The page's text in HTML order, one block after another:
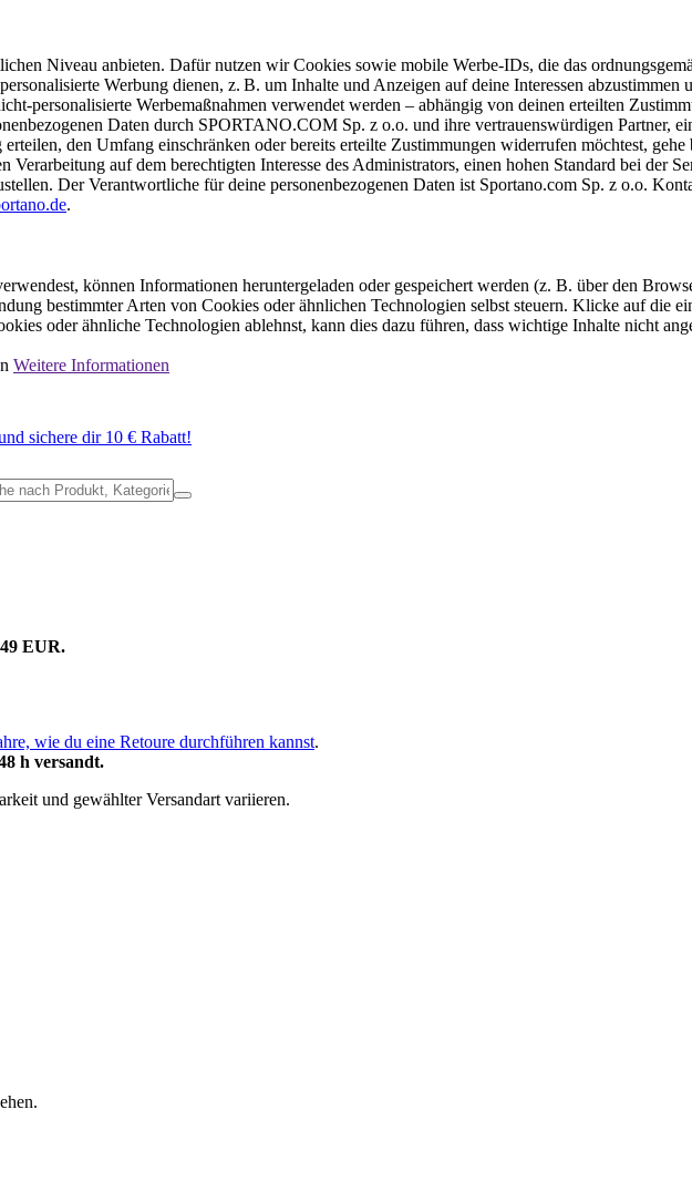
Niveau anbieten. Dafür nutzen wir Cookies sowie mobile Werbe-IDs, die das
Werbung dienen, z. B. um Inhalte und Anzeigen auf deine Interessen
personalisierte Werbemaßnahmen verwendet werden – abhängig von deinen erteilten
Daten durch SPORTANO.COM Sp. z o.o. und ihre vertrauenswürdigen Partner,
den Umfang einschränken oder bereits erteilte Zustimmungen widerrufen möchtest,
Verarbeitung auf dem berechtigten Interesse des Administrators, einen hohen Standard bei der
Der Verantwortliche für deine personenbezogenen Daten ist Sportano.com Sp. z o.o.
.
können Informationen heruntergeladen oder gespeichert werden (z. B. über den
bestimmter Arten von Cookies oder ähnlichen Technologien selbst steuern. Klicke auf die
oder ähnliche Technologien ablehnst, kann dies dazu führen, dass wichtige Inhalte nicht
Weitere Informationen
sichere dir 10 € Rabatt!
EUR.
wie du eine Retoure durchführen kannst.
h versandt.
und gewählter Versandart variieren.